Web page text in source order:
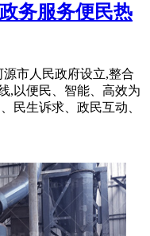
务服务便民热
市人民政府设立,整合
,以便民、智能、高效为
民生诉求、政民互动、